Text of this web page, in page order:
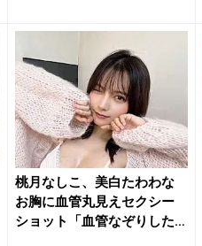
桃月なしこ、美白たわわな
お胸に血管丸見えセクシー
ショット「血管なぞりした